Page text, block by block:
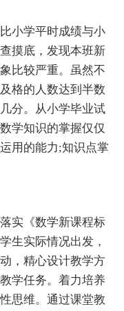
小学平时成绩与小
摸底，发现本班新
比较严重。虽然不
格的人数达到半数
分。从小学毕业试
学知识的掌握仅仅
用的能力;知识点掌
实《数学新课程标
生实际情况出发，
，精心设计教学方
学任务。着力培养
思维。通过课堂教